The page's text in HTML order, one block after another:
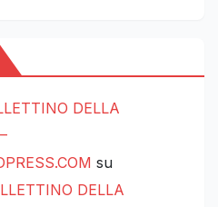
DELLA
su
DELLA